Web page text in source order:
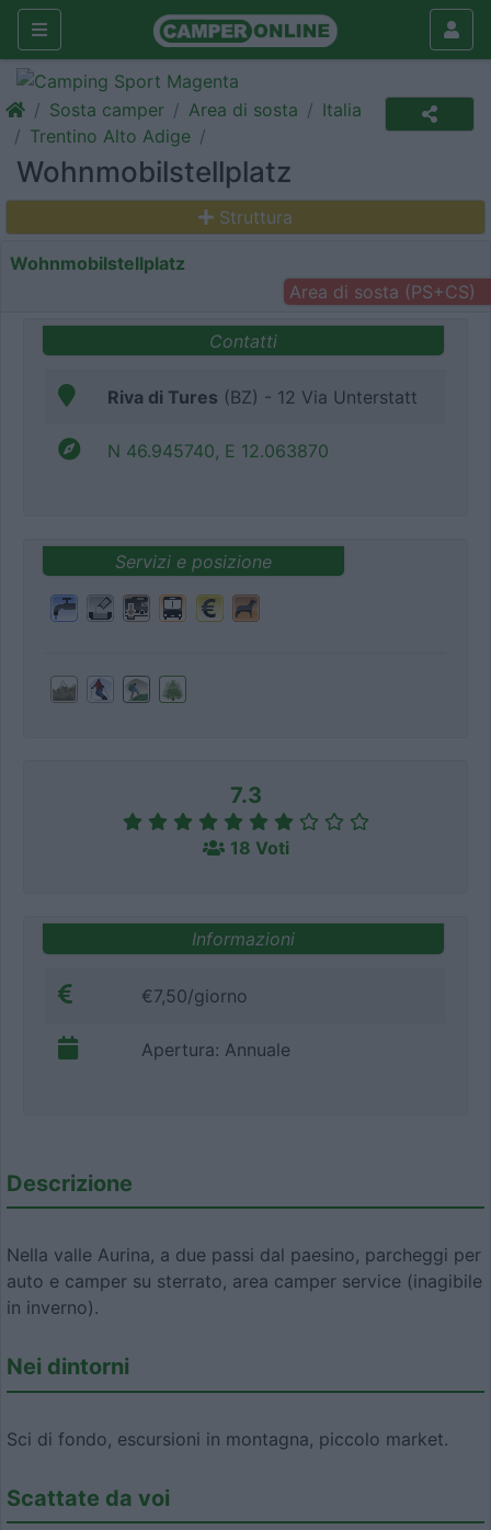
Sosta camper Area di sosta
Italia
Trentino Alto Adige
Wohnmobilstellplatz
Struttura
Wohnmobilstellplatz
Area di sosta (PS+CS)
Contatti
Riva di Tures (BZ) - 12 Via Unterstatt
N 46.945740, E 12.063870
Servizi e posizione
7.3
18 Voti
Informazioni
€7,50/giorno
Apertura: Annuale
Descrizione
Nella valle Aurina, a due passi dal paesino, parcheggi per
auto e camper su sterrato, area camper service (inagibile
in inverno).
Nei dintorni
Sci di fondo, escursioni in montagna, piccolo market.
Scattate da voi